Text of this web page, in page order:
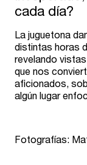
cada día?
La juguetona
distintas horas
revelando
que nos
aficionados,
algún lugar
Fotografías: